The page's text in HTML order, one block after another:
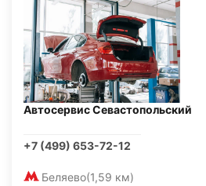
Автосервис Севастопольский
+7 (499) 653-72-12
Беляево(1,59 км)